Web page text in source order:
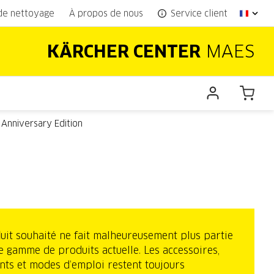
nettoyage À propos de nous Service client
KÄRCHER CENTER MAES
Edition
souhaité ne fait malheureusement plus partie
gamme de produits actuelle. Les accessoires,
et modes d’emploi restent toujours